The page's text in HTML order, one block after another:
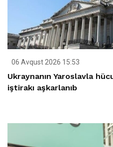
06 Avqust 2026 15:53
Ukraynanın Yaroslavla
iştirakı aşkarlanıb